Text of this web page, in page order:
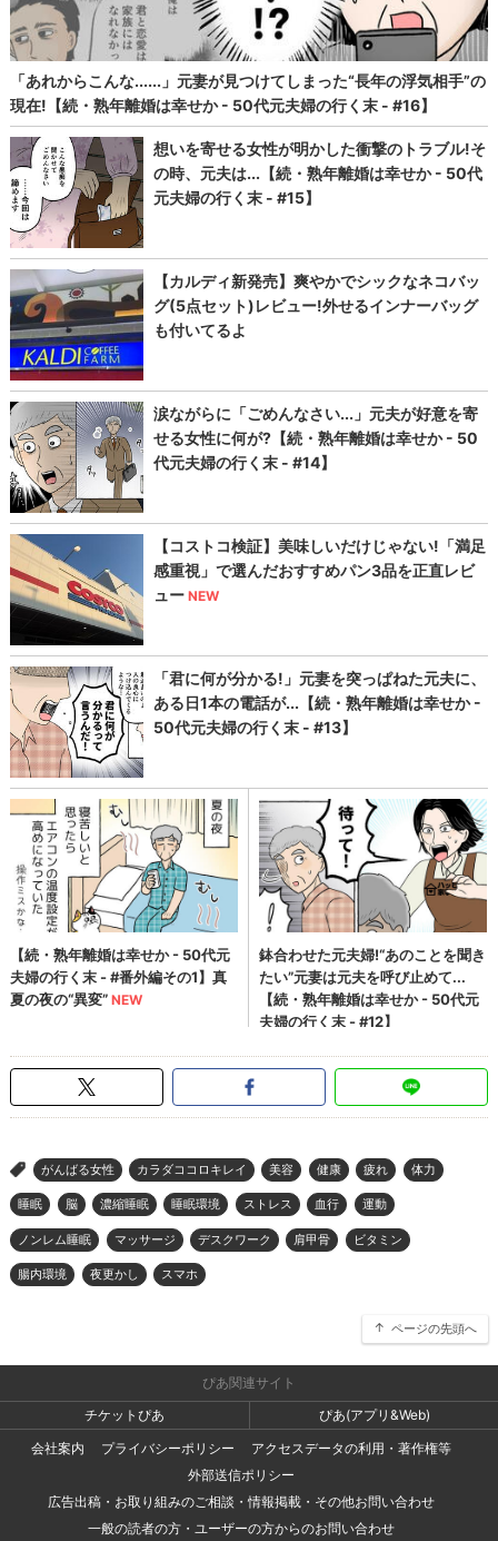
> がんばる女性 カラダココロキレイ 美容 健康 疲れ 体力
睡眠 脳 濃縮睡眠 睡眠環境 ストレス 血行 運動
ノンレム睡眠 マッサージ デスクワーク 肩甲骨 ビタミン
腸内環境 夜更かし スマホ
ページの先頭へ
ぴあ関連サイト
チケットぴあ
ぴあ(アプリ&Web)
会社案内
プライバシーポリシー
アクセスデータの利用・著作権等
外部送信ポリシー
広告出稿・お取り組みのご相談・情報掲載・その他お問い合わせ
一般の読者の方・ユーザーの方からのお問い合わせ